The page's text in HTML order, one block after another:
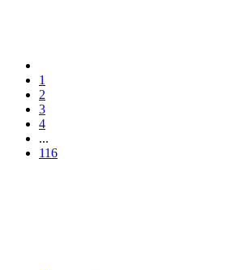
1
2
3
4
...
116